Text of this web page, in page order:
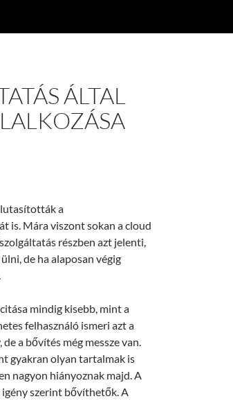
ÁLTAL
a
is. Mára viszont sokan a cloud
részben azt jelenti,
de ha alaposan végig
mindig kisebb, mint a
felhasználó ismeri azt a
a bővítés még messze van.
gyakran olyan tartalmak is
nagyon hiányoznak majd. A
szerint bővíthetők. A